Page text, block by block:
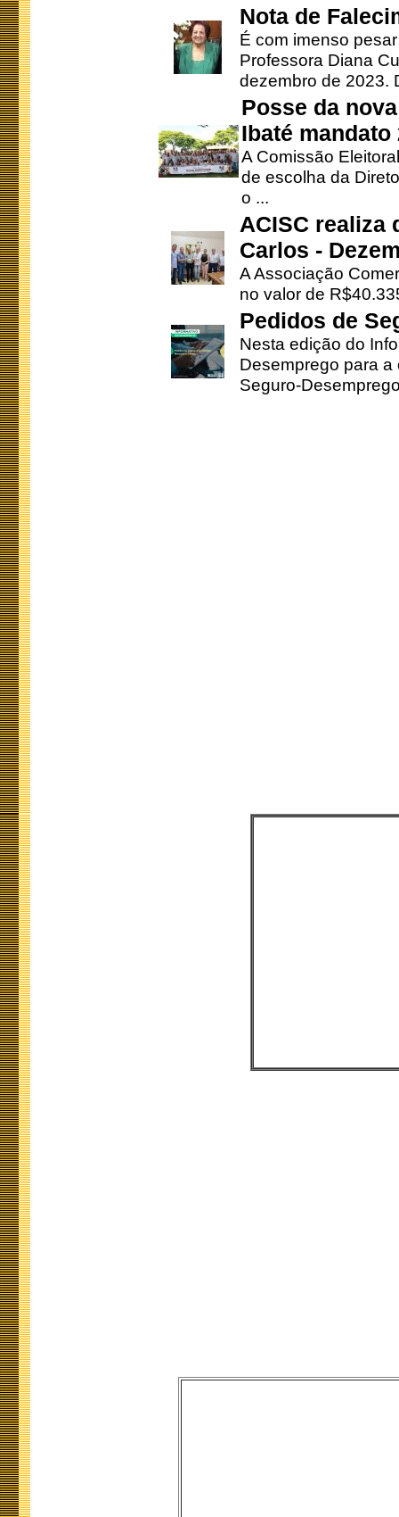
Nota de
É com imenso
Professora Diana
dezembro de 2023.
Posse da
Ibaté mandato
A Comissão
de escolha da
o ...
ACISC realiza
Carlos -
A Associação
no valor de
Pedidos de
Nesta edição do
Desemprego para
Seguro-